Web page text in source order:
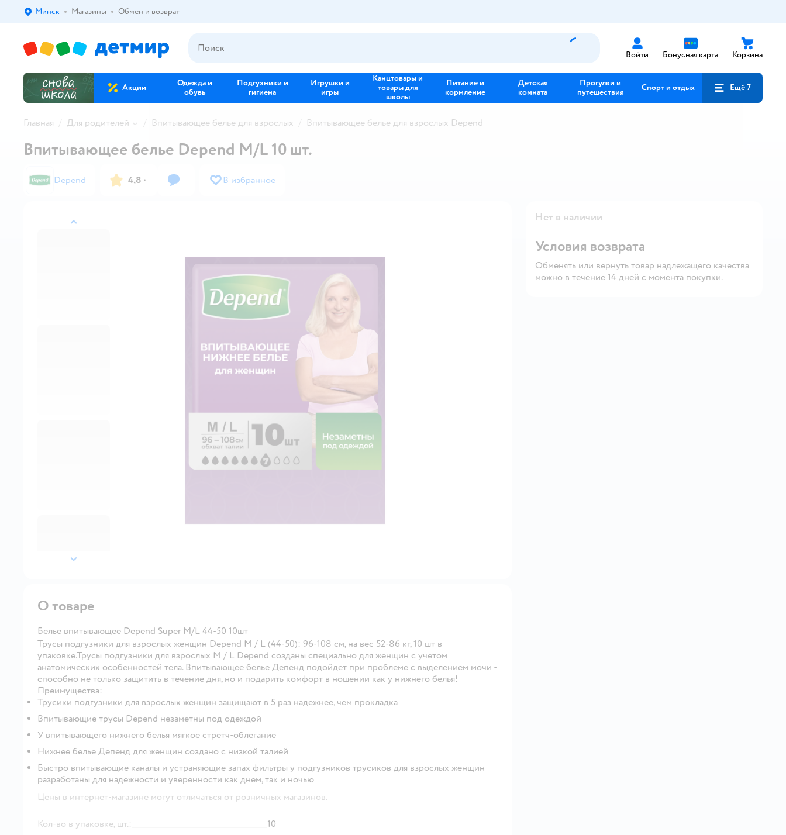
Выбор адреса доставки.
Минск Магазины Обмен и возврат
Войти Бонусная карта Корзина
Акции
Одежда и
обувь
Подгузники и
гигиена
Игрушки и
игры
Канцтовары и
товары для
школы
Питание и
кормление
Детская
комната
Прогулки и
путешествия
Спорт и отдых Ещё 7
Главная Для родителей Впитывающее белье для взрослых Впитывающее белье для взрослых Depend
назад
далее
Впитывающее белье Depend M/L 10 шт.
Depend 4,8 · В избранное
Нет в наличии
Условия возврата
Обменять или вернуть товар надлежащего качества
можно в течение 14 дней с момента покупки.
О товаре
Белье впитывающее Depend Super M/L 44-50 10шт
Трусы подгузники для взрослых женщин Depend M / L (44-50): 96-108 см, на вес 52-86 кг, 10 шт в
упаковке.Трусы подгузники для взрослых M / L Depend созданы специально для женщин с учетом
анатомических особенностей тела. Впитывающее белье Депенд подойдет при проблеме с выделением мочи -
способно не только защитить в течение дня, но и подарить комфорт в ношении как у нижнего белья!
Преимущества:
Трусики подгузники для взрослых женщин защищают в 5 раз надежнее, чем прокладка
Впитывающие трусы Depend незаметны под одеждой
У впитывающего нижнего белья мягкое стретч-облегание
Нижнее белье Депенд для женщин создано с низкой талией
Быстро впитывающие каналы и устраняющие запах фильтры у подгузников трусиков для взрослых женщин
разработаны для надежности и уверенности как днем, так и ночью
Цены в интернет-магазине могут отличаться от розничных магазинов.
Кол-во в упаковке, шт.:
10